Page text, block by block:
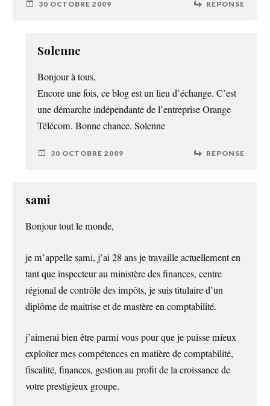
30 OCTOBRE 2009 RÉPONSE
Solenne
Bonjour à tous,
Encore une fois, ce blog est un lieu d’échange. C’est
une démarche indépendante de l’entreprise Orange
Télécom. Bonne chance. Solenne
30 OCTOBRE 2009 RÉPONSE
sami
Bonjour tout le monde,
je m’appelle sami, j’ai 28 ans je travaille actuellement en
tant que inspecteur au ministère des finances, centre
régional de contrôle des impôts, je suis titulaire d’un
diplôme de maitrise et de mastère en comptabilité.
j’aimerai bien être parmi vous pour que je puisse mieux
exploiter mes compétences en matière de comptabilité,
fiscalité, finances, gestion au profit de la croissance de
votre prestigieux groupe.